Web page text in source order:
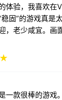
体验，我喜欢
固”的游戏真是
，老少咸宜。画
★
一款很棒的游戏